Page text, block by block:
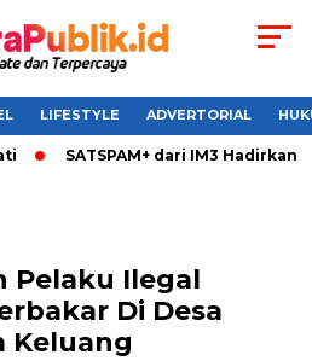
LIFESTYLE ADVERTORIAL
SATSPAM+ dari IM3 Hadirkan
Pelaku Ilegal
Di Desa
Keluang